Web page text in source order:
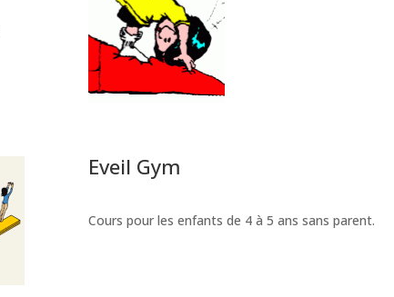
Eveil Gym
Cours pour les enfants de 4 à 5 ans sans parent.